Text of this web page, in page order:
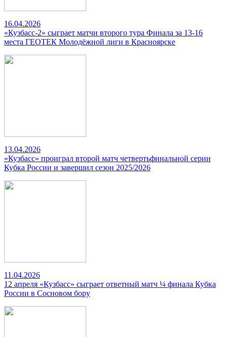
16.04.2026
«Кузбасс-2» сыграет матчи второго тура Финала за 13-16
места ГЕОТЕК Молодёжной лиги в Красноярске
13.04.2026
«Кузбасс» проиграл второй матч четвертьфинальной серии
Кубка России и завершил сезон 2025/2026
11.04.2026
12 апреля «Кузбасс» сыграет ответный матч ¼ финала Кубка
России в Сосновом бору